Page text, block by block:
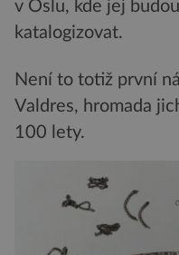
v Oslu, kde jej
katalogizovat.
Není to totiž první
Valdres, hromada
100 lety.